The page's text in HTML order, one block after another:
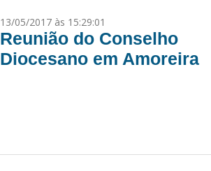
13/05/2017 às 15:29:01
Reunião do Conselho
Diocesano em Amoreira